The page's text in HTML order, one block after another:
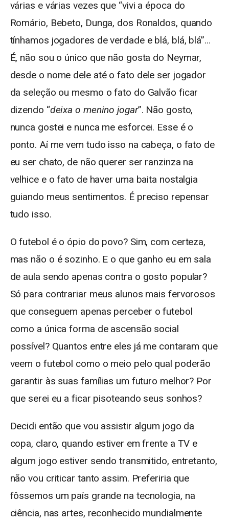
várias e várias vezes que “vivi a época do
Romário, Bebeto, Dunga, dos Ronaldos, quando
tínhamos jogadores de verdade e blá, blá, blá”…
É, não sou o único que não gosta do Neymar,
desde o nome dele até o fato dele ser jogador
da seleção ou mesmo o fato do Galvão ficar
dizendo “deixa o menino jogar”. Não gosto,
nunca gostei e nunca me esforcei. Esse é o
ponto. Aí me vem tudo isso na cabeça, o fato de
eu ser chato, de não querer ser ranzinza na
velhice e o fato de haver uma baita nostalgia
guiando meus sentimentos. É preciso repensar
tudo isso.
O futebol é o ópio do povo? Sim, com certeza,
mas não o é sozinho. E o que ganho eu em sala
de aula sendo apenas contra o gosto popular?
Só para contrariar meus alunos mais fervorosos
que conseguem apenas perceber o futebol
como a única forma de ascensão social
possível? Quantos entre eles já me contaram que
veem o futebol como o meio pelo qual poderão
garantir às suas famílias um futuro melhor? Por
que serei eu a ficar pisoteando seus sonhos?
Decidi então que vou assistir algum jogo da
copa, claro, quando estiver em frente a TV e
algum jogo estiver sendo transmitido, entretanto,
não vou criticar tanto assim. Preferiria que
fôssemos um país grande na tecnologia, na
ciência, nas artes, reconhecido mundialmente